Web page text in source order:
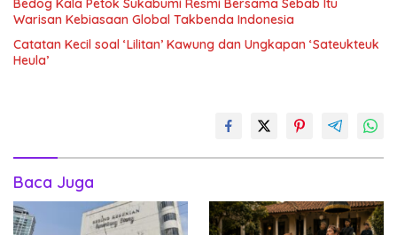
Bedog Kala Petok Sukabumi Resmi Bersama Sebab Itu
Warisan Kebiasaan Global Takbenda Indonesia
Catatan Kecil soal ‘Lilitan’ Kawung dan Ungkapan ‘Sateukteuk
Heula’
Baca Juga